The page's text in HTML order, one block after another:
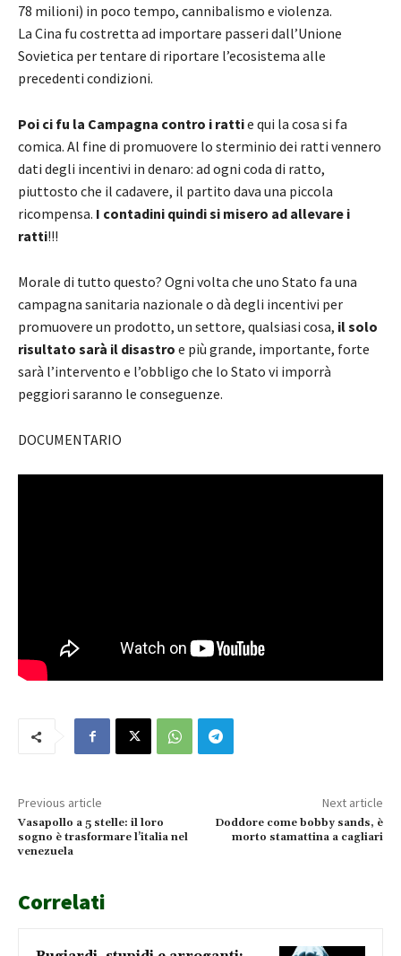
78 milioni) in poco tempo, cannibalismo e violenza.
La Cina fu costretta ad importare passeri dall’Unione
Sovietica per tentare di riportare l’ecosistema alle
precedenti condizioni.
Poi ci fu la Campagna contro i rattie qui la cosa si fa
comica. Al fine di promuovere lo sterminio dei ratti vennero
dati degli incentivi in denaro: ad ogni coda di ratto,
piuttosto che il cadavere, il partito dava una piccola
ricompensa. I contadini quindi si misero ad allevare i
ratti!!!
Morale di tutto questo? Ogni volta che uno Stato fa una
campagna sanitaria nazionale o dà degli incentivi per
promuovere un prodotto, un settore, qualsiasi cosa, il solo
risultato sarà il disastro e più grande, importante, forte
sarà l’intervento e l’obbligo che lo Stato vi imporrà
peggiori saranno le conseguenze.
DOCUMENTARIO
Previous article
Vasapollo a 5 stelle: il loro
sogno è trasformare l’italia nel
venezuela
Next article
Doddore come bobby sands, è
morto stamattina a cagliari
Correlati